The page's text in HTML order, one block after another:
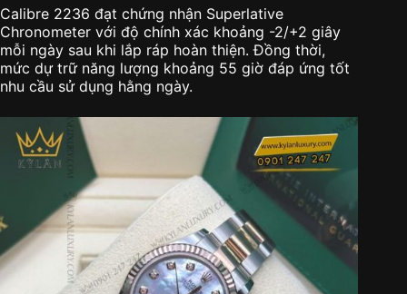
Calibre 2236 đạt chứng nhận Superlative
Chronometer với độ chính xác khoảng -2/+2 giây
mỗi ngày sau khi lắp ráp hoàn thiện. Đồng thời,
mức dự trữ năng lượng khoảng 55 giờ đáp ứng tốt
nhu cầu sử dụng hằng ngày.